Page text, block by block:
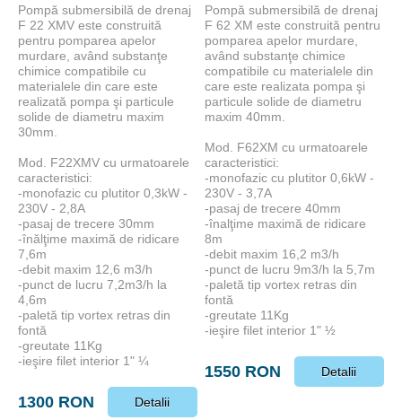
Plutitoare
Pompă submersibilă de drenaj
F 22 XMV este construită
pentru pomparea apelor
murdare, având substanţe
chimice compatibile cu
materialele din care este
realizată pompa şi particule
solide de diametru maxim
30mm.
Mod. F22XMV cu urmatoarele
caracteristici:
-monofazic cu plutitor 0,3kW -
230V - 2,8A
-pasaj de trecere 30mm
-înălţime maximă de ridicare
7,6m
-debit maxim 12,6 m3/h
-punct de lucru 7,2m3/h la
4,6m
-paletă tip vortex retras din
fontă
-greutate 11Kg
-ieşire filet interior 1" ¼
1300 RON Detalii
Pompă submersibilă de drenaj
F 62 XM este construită pentru
pomparea apelor murdare,
având substanţe chimice
compatibile cu materialele din
care este realizata pompa şi
particule solide de diametru
maxim 40mm.
Mod. F62XM cu urmatoarele
caracteristici:
-monofazic cu plutitor 0,6kW -
230V - 3,7A
-pasaj de trecere 40mm
-înalţime maximă de ridicare
8m
-debit maxim 16,2 m3/h
-punct de lucru 9m3/h la 5,7m
-paletă tip vortex retras din
fontă
-greutate 11Kg
-ieşire filet interior 1" ½
1550 RON Detalii